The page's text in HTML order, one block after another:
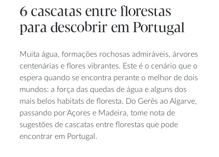
6 cascatas entre florestas
para descobrir em Portugal
Muita água, formações rochosas admiráveis, árvores
centenárias e flores vibrantes. Este é o cenário que o
espera quando se encontra perante o melhor de dois
mundos: a força das quedas de água e alguns dos
mais belos habitats de floresta. Do Gerês ao Algarve,
passando por Açores e Madeira, tome nota de
sugestões de cascatas entre florestas que pode
encontrar em Portugal.